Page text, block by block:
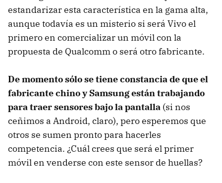
estandarizar esta característica en la gama alta,
aunque todavía es un misterio si será Vivo el
primero en comercializar un móvil con la
propuesta de Qualcomm o será otro fabricante.
De momento sólo se tiene constancia de que el
fabricante chino y Samsung están trabajando
para traer sensores bajo la pantalla (si nos
ceñimos a Android, claro), pero esperemos que
otros se sumen pronto para hacerles
competencia. ¿Cuál crees que será el primer
móvil en venderse con este sensor de huellas?